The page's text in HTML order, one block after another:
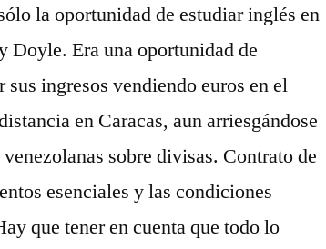
la oportunidad de estudiar inglés en
Doyle. Era una oportunidad de
ingresos vendiendo euros en el
en Caracas, aun arriesgándose
sobre divisas. Contrato de
esenciales y las condiciones
que tener en cuenta que todo lo